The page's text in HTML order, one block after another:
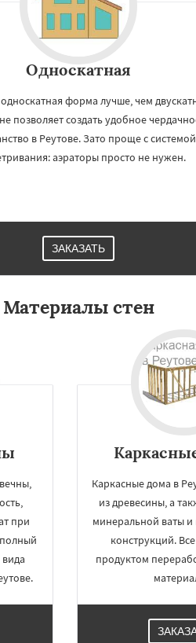
Односкатная
форма лучше, чем
позволяет создать удобное
в Реутове. Зато проще с системой
аэраторы просто не нужен.
ЗАКАЗАТЬ
Материалы стен
при
Каркасные дома в
из древесины, а
минеральной ваты и
конструкций. Все
продуктом